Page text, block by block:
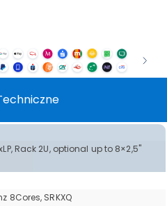
Rack 2U, optional up to 8×2,5"
8Cores, SRKXQ